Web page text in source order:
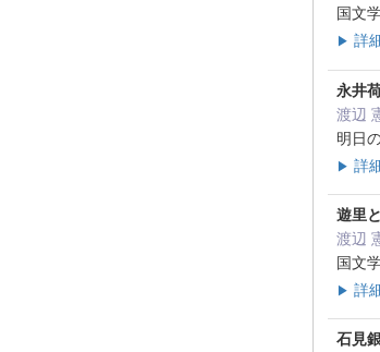
国文
▶ 詳
永井
渡辺
明日
▶ 詳
遊里
渡辺
国文
▶ 詳
石見